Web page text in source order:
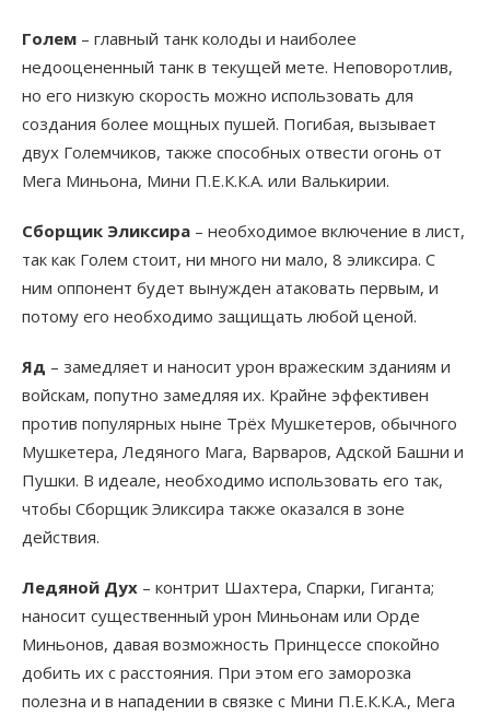
Голем – главный танк колоды и наиболее
недооцененный танк в текущей мете. Неповоротлив,
но его низкую скорость можно использовать для
создания более мощных пушей. Погибая, вызывает
двух Големчиков, также способных отвести огонь от
Мега Миньона, Мини П.Е.К.К.А. или Валькирии.
Сборщик Эликсира – необходимое включение в лист,
так как Голем стоит, ни много ни мало, 8 эликсира. С
ним оппонент будет вынужден атаковать первым, и
потому его необходимо защищать любой ценой.
Яд – замедляет и наносит урон вражеским зданиям и
войскам, попутно замедляя их. Крайне эффективен
против популярных ныне Трёх Мушкетеров, обычного
Мушкетера, Ледяного Мага, Варваров, Адской Башни и
Пушки. В идеале, необходимо использовать его так,
чтобы Сборщик Эликсира также оказался в зоне
действия.
Ледяной Дух – контрит Шахтера, Спарки, Гиганта;
наносит существенный урон Миньонам или Орде
Миньонов, давая возможность Принцессе спокойно
добить их с расстояния. При этом его заморозка
полезна и в нападении в связке с Мини П.Е.К.К.А., Мега